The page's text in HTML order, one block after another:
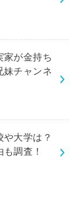
家が金持ち
妹チャンネ
や大学は？
調査！